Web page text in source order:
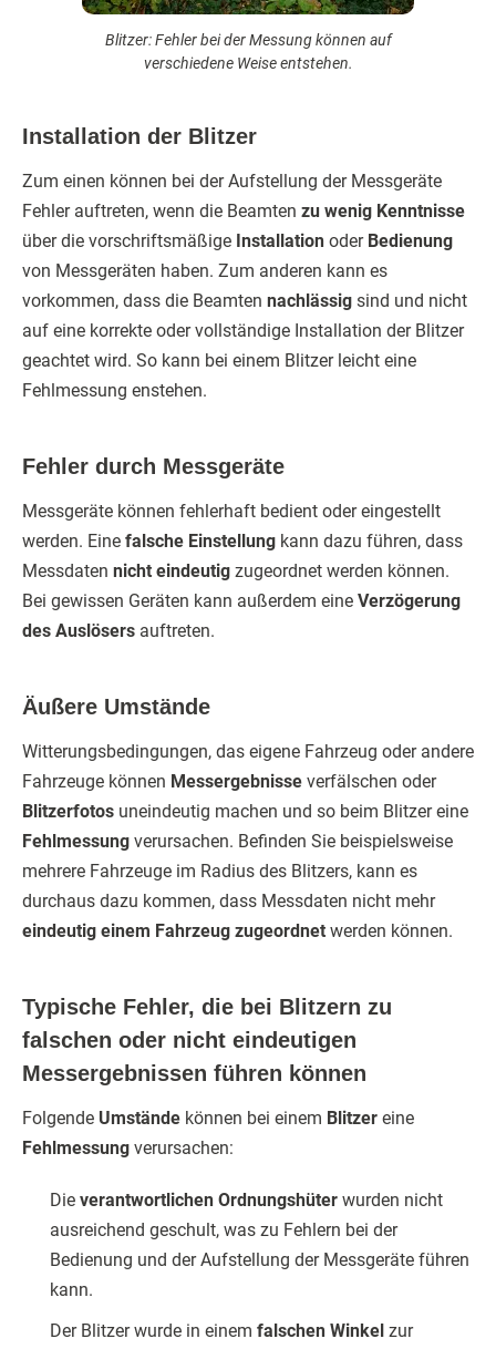
Blitzer: Fehler bei der Messung können auf
verschiedene Weise entstehen.
Installation der Blitzer
Zum einen können bei der Aufstellung der Messgeräte
Fehler auftreten, wenn die Beamten zu wenig Kenntnisse
über die vorschriftsmäßige Installation oder Bedienung
von Messgeräten haben. Zum anderen kann es
vorkommen, dass die Beamten nachlässig sind und nicht
auf eine korrekte oder vollständige Installation der Blitzer
geachtet wird. So kann bei einem Blitzer leicht eine
Fehlmessung enstehen.
Fehler durch Messgeräte
Messgeräte können fehlerhaft bedient oder eingestellt
werden. Eine falsche Einstellung kann dazu führen, dass
Messdaten nicht eindeutig zugeordnet werden können.
Bei gewissen Geräten kann außerdem eine Verzögerung
des Auslösers auftreten.
Äußere Umstände
Witterungsbedingungen, das eigene Fahrzeug oder andere
Fahrzeuge können Messergebnisse verfälschen oder
Blitzerfotos uneindeutig machen und so beim Blitzer eine
Fehlmessung verursachen. Befinden Sie beispielsweise
mehrere Fahrzeuge im Radius des Blitzers, kann es
durchaus dazu kommen, dass Messdaten nicht mehr
eindeutig einem Fahrzeug zugeordnet werden können.
Typische Fehler, die bei Blitzern zu
falschen oder nicht eindeutigen
Messergebnissen führen können
Folgende Umstände können bei einem Blitzer eine
Fehlmessung verursachen:
Die verantwortlichen Ordnungshüter wurden nicht
ausreichend geschult, was zu Fehlern bei der
Bedienung und der Aufstellung der Messgeräte führen
kann.
Der Blitzer wurde in einem falschen Winkel zur